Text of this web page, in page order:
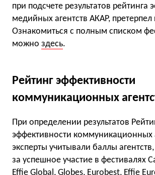
при подсчете результатов рейтинга
медийных агентств АКАР,
Ознакомиться с полным списком
можно здесь.
Рейтинг эффективности
коммуникационных
При определении результатов
эффективности коммуникационных
эксперты учитывали баллы
за успешное участие в фестивалях
Effie Global, Globes, Eurobest, Effie